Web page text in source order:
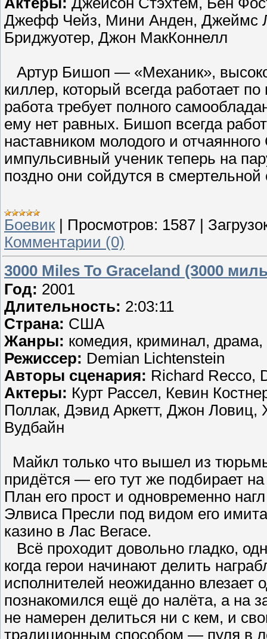
Джефф Чейз, Мини Анден, Джеймс
Бриджуотер, Джон МакКоннелл
Артур Бишоп — «Механик»,
киллер, который всегда работает
работа требует полного
ему нет равных. Бишоп всегда
наставником молодого и
импульсивный ученик теперь на
поздно они сойдутся в смертельной
Боевик Просмотров: 1587
Комментарии (0)
3000 Miles To Graceland (3000
Год: 2001
Длительность: 2:03:11
Страна: США
Жанры: комедия, криминал, драма,
Режиссер: Demian Lichtenstein
Авторы сценария: Richard Recco,
Актеры: Курт Рассел, Кевин
Поллак, Дэвид Аркетт, Джон Ловиц,
Вудбайн
Майкл только что вышел из
придётся — его тут же подбирает
План его прост и одновременно
Элвиса Пресли под видом его
казино в Лас Вегасе.
Всё проходит довольно гладко,
когда герои начинают делить
исполнителей неожиданно
познакомился ещё до налёта, а на
не намерен делиться ни с кем, и
традиционным способом — пуля в